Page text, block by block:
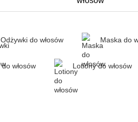
Odżywki do włosów Maska do
włosów Lotiony do włosów